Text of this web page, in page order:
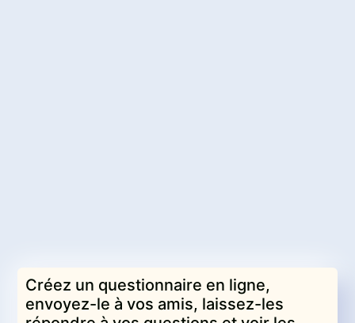
Créez un questionnaire en ligne,
envoyez-le à vos amis, laissez-les